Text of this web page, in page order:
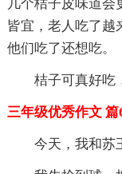
几个桔子皮味道
皆宜，老人吃了越
他们吃了还想吃。
桔子可真好吃
三年级优秀作文 篇
今天，我和苏